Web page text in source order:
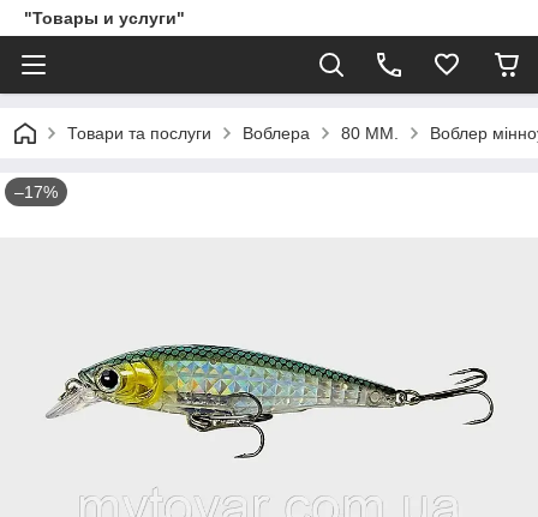
"Товары и услуги"
Товари та послуги Воблера 80 ММ. Воблер
–17%